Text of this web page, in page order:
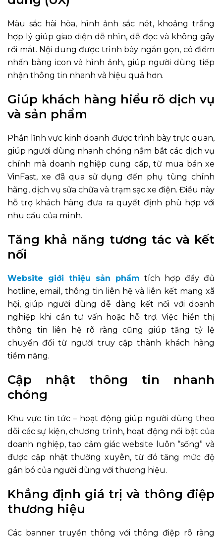
Màu sắc hài hòa, hình ảnh sắc nét, khoảng trắng
hợp lý giúp giao diện dễ nhìn, dễ đọc và không gây
rối mắt. Nội dung được trình bày ngắn gọn, có điểm
nhấn bằng icon và hình ảnh, giúp người dùng tiếp
nhận thông tin nhanh và hiệu quả hơn.
Giúp khách hàng hiểu rõ dịch vụ
và sản phẩm
Phần lĩnh vực kinh doanh được trình bày trực quan,
giúp người dùng nhanh chóng nắm bắt các dịch vụ
chính mà doanh nghiệp cung cấp, từ mua bán xe
VinFast, xe đã qua sử dụng đến phụ tùng chính
hãng, dịch vụ sửa chữa và trạm sạc xe điện. Điều này
hỗ trợ khách hàng đưa ra quyết định phù hợp với
nhu cầu của mình.
Tăng khả năng tương tác và kết
nối
Website giới thiệu sản phẩm tích hợp đầy đủ
hotline, email, thông tin liên hệ và liên kết mạng xã
hội, giúp người dùng dễ dàng kết nối với doanh
nghiệp khi cần tư vấn hoặc hỗ trợ. Việc hiển thị
thông tin liên hệ rõ ràng cũng giúp tăng tỷ lệ
chuyển đổi từ người truy cập thành khách hàng
tiềm năng.
Cập nhật thông tin nhanh
chóng
Khu vực tin tức – hoạt động giúp người dùng theo
dõi các sự kiện, chương trình, hoạt động nổi bật của
doanh nghiệp, tạo cảm giác website luôn “sống” và
được cập nhật thường xuyên, từ đó tăng mức độ
gắn bó của người dùng với thương hiệu.
Khẳng định giá trị và thông điệp
thương hiệu
Các banner truyền thông với thông điệp rõ ràng